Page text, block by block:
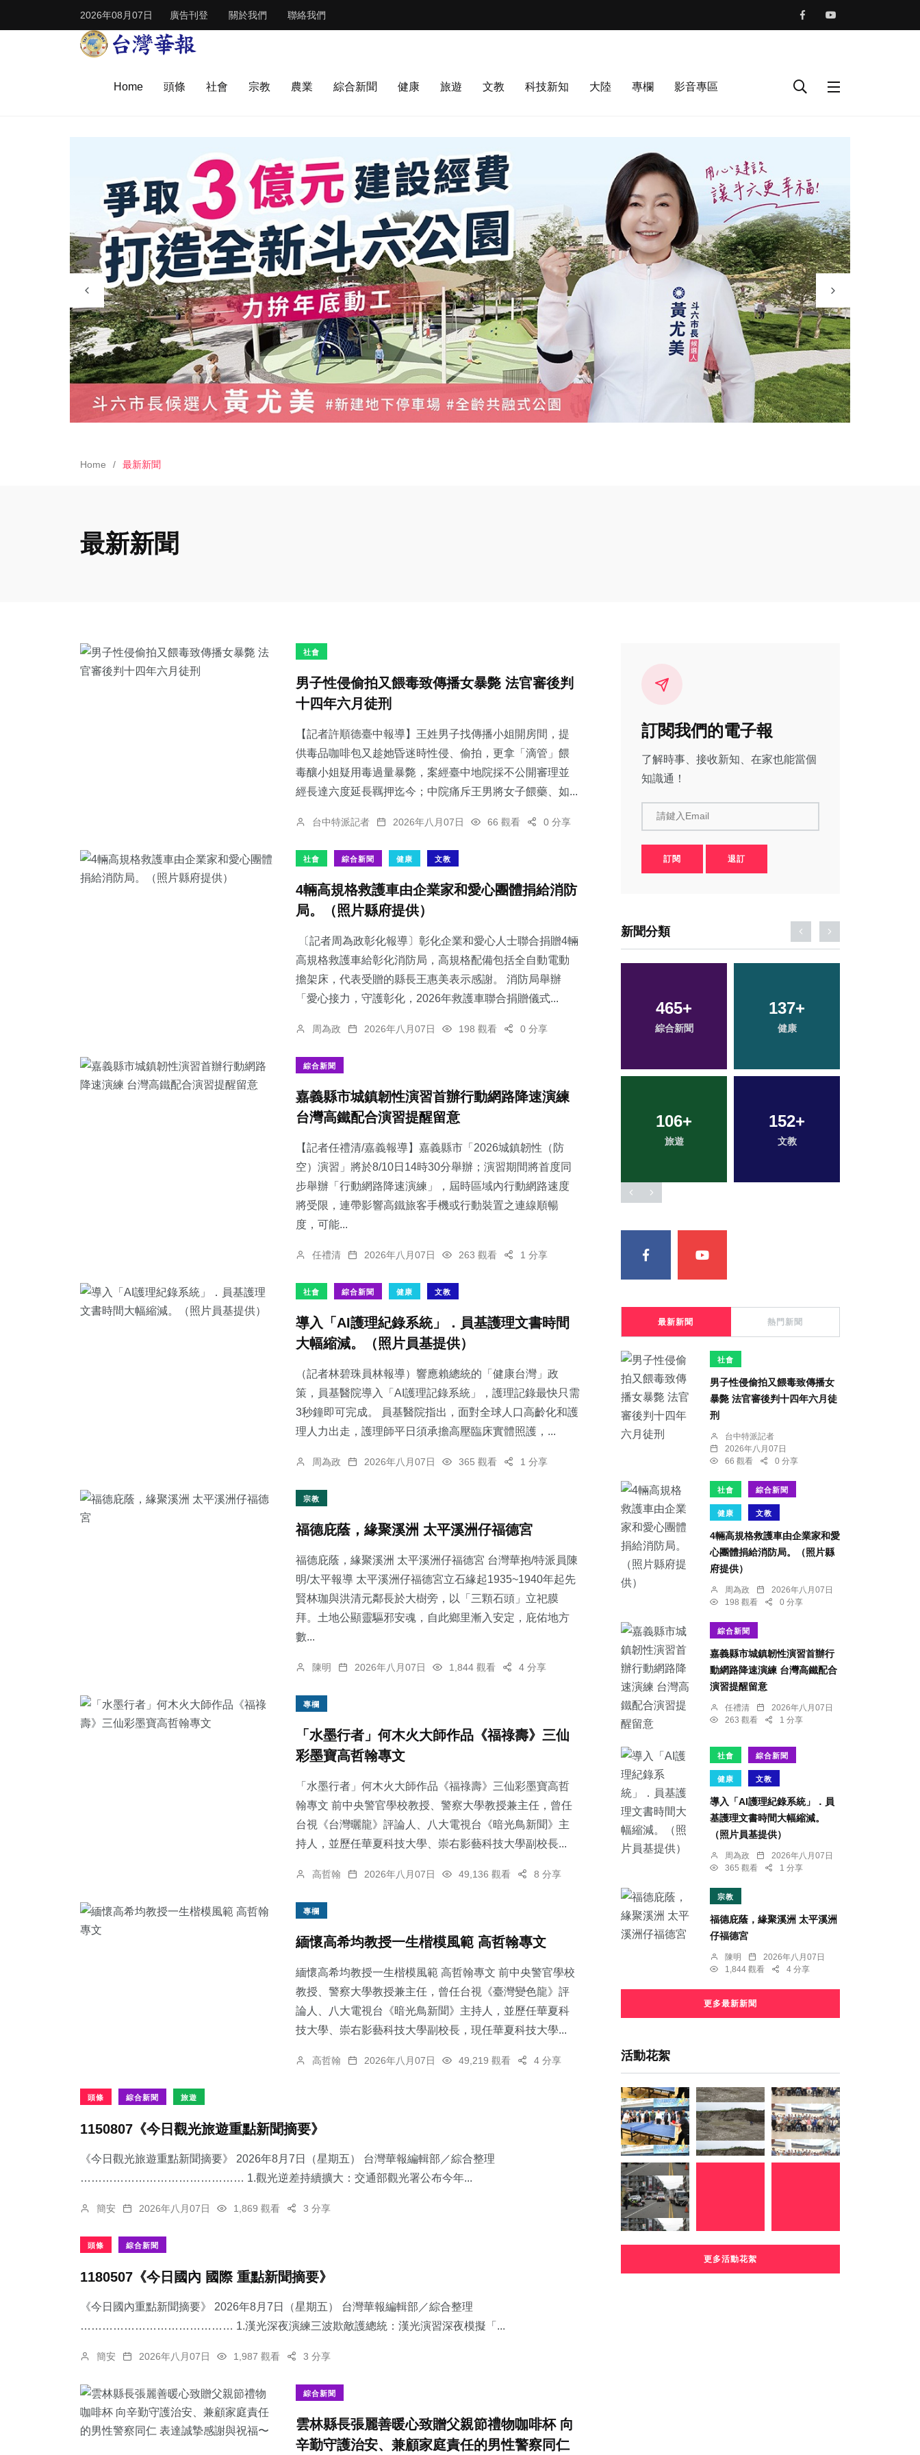
2026年08月07日 廣告刊登 關於我們 聯絡我們
Home 頭條 社會 宗教 農業 綜合新聞 健康 旅遊 文教 科技新知 大陸 專欄 影音專區
Home 最新新聞
最新新聞
社會
男子性侵偷拍又餵毒致傳播女暴斃 法官審後判
十四年六月徒刑
【記者許順德臺中報導】王姓男子找傳播小姐開房間，提
供毒品咖啡包又趁她昏迷時性侵、偷拍，更拿「滴管」餵
毒釀小姐疑用毒過量暴斃，案經臺中地院採不公開審理並
經長達六度延長羈押迄今；中院痛斥王男將女子餵藥、如...
台中特派記者 2026年八月07日 66 觀看 0 分享
社會 綜合新聞 健康 文教
4輛高規格救護車由企業家和愛心團體捐給消防
局。（照片縣府提供）
〔記者周為政彰化報導〕彰化企業和愛心人士聯合捐贈4輛
高規格救護車給彰化消防局，高規格配備包括全自動電動
擔架床，代表受贈的縣長王惠美表示感謝。 消防局舉辦
「愛心接力，守護彰化，2026年救護車聯合捐贈儀式...
周為政 2026年八月07日 198 觀看 0 分享
綜合新聞
嘉義縣市城鎮韌性演習首辦行動網路降速演練
台灣高鐵配合演習提醒留意
【記者任禮清/嘉義報導】嘉義縣市「2026城鎮韌性（防
空）演習」將於8/10日14時30分舉辦；演習期間將首度同
步舉辦「行動網路降速演練」，屆時區域內行動網路速度
將受限，連帶影響高鐵旅客手機或行動裝置之連線順暢
度，可能...
任禮清 2026年八月07日 263 觀看 1 分享
社會 綜合新聞 健康 文教
導入「AI護理紀錄系統」．員基護理文書時間
大幅縮減。（照片員基提供）
（記者林碧珠員林報導）響應賴總統的「健康台灣」政
策，員基醫院導入「AI護理記錄系統」，護理記錄最快只需
3秒鐘即可完成。 員基醫院指出，面對全球人口高齡化和護
理人力出走，護理師平日須承擔高壓臨床實體照護，...
周為政 2026年八月07日 365 觀看 1 分享
宗教
福德庇蔭，緣聚溪洲 太平溪洲仔福德宮
福德庇蔭，緣聚溪洲 太平溪洲仔福德宮 台灣華抱/特派員陳
明/太平報導 太平溪洲仔福德宮立石緣起1935~1940年起先
賢林珈與洪清元鄰長於大樹旁，以「三顆石頭」立祀膜
拜。土地公顯靈驅邪安魂，自此鄉里漸入安定，庇佑地方
數...
陳明 2026年八月07日 1,844 觀看 4 分享
專欄
「水墨行者」何木火大師作品《福祿壽》三仙
彩墨寶高哲翰專文
「水墨行者」何木火大師作品《福祿壽》三仙彩墨寶高哲
翰專文 前中央警官學校教授、警察大學教授兼主任，曾任
台視《台灣曬龍》評論人、八大電視台《暗光鳥新聞》主
持人，並歷任華夏科技大學、崇右影藝科技大學副校長...
高哲翰 2026年八月07日 49,136 觀看 8 分享
專欄
緬懷高希均教授一生楷模風範 高哲翰專文
緬懷高希均教授一生楷模風範 高哲翰專文 前中央警官學校
教授、警察大學教授兼主任，曾任台視《臺灣變色龍》評
論人、八大電視台《暗光鳥新聞》主持人，並歷任華夏科
技大學、崇右影藝科技大學副校長，現任華夏科技大學...
高哲翰 2026年八月07日 49,219 觀看 4 分享
頭條 綜合新聞 旅遊
1150807《今日觀光旅遊重點新聞摘要》
《今日觀光旅遊重點新聞摘要》 2026年8月7日（星期五） 台灣華報編輯部／綜合整理
……………………………………… 1.觀光逆差持續擴大：交通部觀光署公布今年...
簡安 2026年八月07日 1,869 觀看 3 分享
頭條 綜合新聞
1180507《今日國內 國際 重點新聞摘要》
《今日國內重點新聞摘要》 2026年8月7日（星期五） 台灣華報編輯部／綜合整理
…………………………………… 1.漢光深夜演練三波欺敵護總統：​漢光演習深夜模擬「...
簡安 2026年八月07日 1,987 觀看 3 分享
綜合新聞
雲林縣長張麗善暖心致贈父親節禮物咖啡杯 向
辛勤守護治安、兼顧家庭責任的男性警察同仁
訂閱我們的電子報
了解時事、接收新知、在家也能當個
知識通！
請鍵入Email
訂閱 退訂
新聞分類
33 +
頭條
465+
綜合新聞
137+
健康
106+
旅遊
152+
文教
259+
社會
22+
科技新知
1+
大陸
43+
宗教
最新新聞 熱門新聞
社會
男子性侵偷拍又餵毒致傳播女
暴斃 法官審後判十四年六月徒
刑
台中特派記者
2026年八月07日
66 觀看
0 分享
社會 綜合新聞
健康 文教
4輛高規格救護車由企業家和愛
心團體捐給消防局。（照片縣
府提供）
周為政
2026年八月07日
198 觀看
0 分享
綜合新聞
嘉義縣市城鎮韌性演習首辦行
動網路降速演練 台灣高鐵配合
演習提醒留意
任禮清
2026年八月07日
263 觀看
1 分享
社會 綜合新聞
健康 文教
導入「AI護理紀錄系統」．員
基護理文書時間大幅縮減。
（照片員基提供）
周為政
2026年八月07日
365 觀看
1 分享
宗教
福德庇蔭，緣聚溪洲 太平溪洲
仔福德宮
陳明
2026年八月07日
1,844 觀看
4 分享
更多最新新聞
活動花絮
更多活動花絮